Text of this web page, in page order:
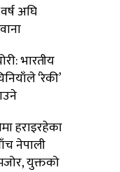
अघि
भारतीय
‘रेकी’
हराइरहेका
नेपाली
युक्तको